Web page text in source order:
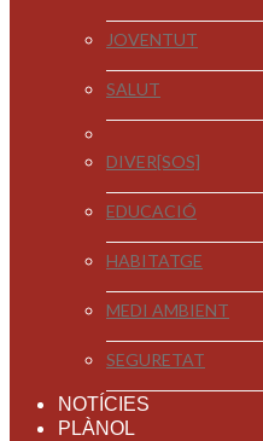
JOVENTUT
SALUT
DIVER[SOS]
EDUCACIÓ
HABITATGE
MEDI AMBIENT
SEGURETAT
NOTÍCIES
PLÀNOL